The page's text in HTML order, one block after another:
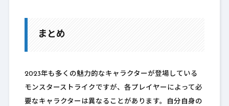
まとめ
2023年も多くの魅力的なキャラクターが登場している
モンスターストライクですが、各プレイヤーによって必
要なキャラクターは異なることがあります。自分自身の